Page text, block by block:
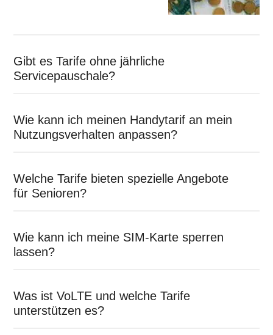
Gibt es Tarife ohne jährliche
Servicepauschale?
Wie kann ich meinen Handytarif an mein
Nutzungsverhalten anpassen?
Welche Tarife bieten spezielle Angebote
für Senioren?
Wie kann ich meine SIM-Karte sperren
lassen?
Was ist VoLTE und welche Tarife
unterstützen es?